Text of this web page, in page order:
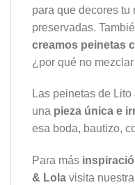
para que decores tu
preservadas.
creamos peinetas
¿por qué no
Las peinetas de
una pieza única e
esa boda, bautizo,
Para más
& Lola visita